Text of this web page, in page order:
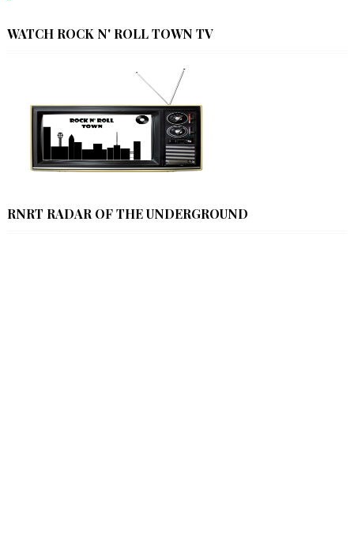
WATCH ROCK N' ROLL TOWN TV
RNRT RADAR OF THE UNDERGROUND